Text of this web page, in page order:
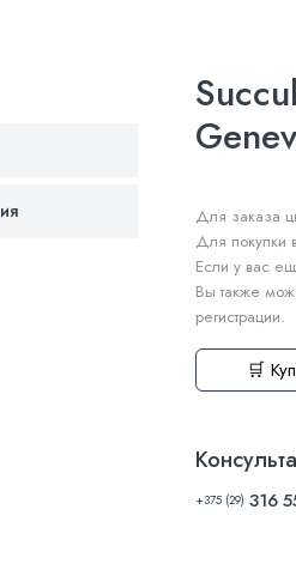
Для заказа
Для покупки
Если у вас
Вы также
регистрации.
🛒
+375 (29) 316